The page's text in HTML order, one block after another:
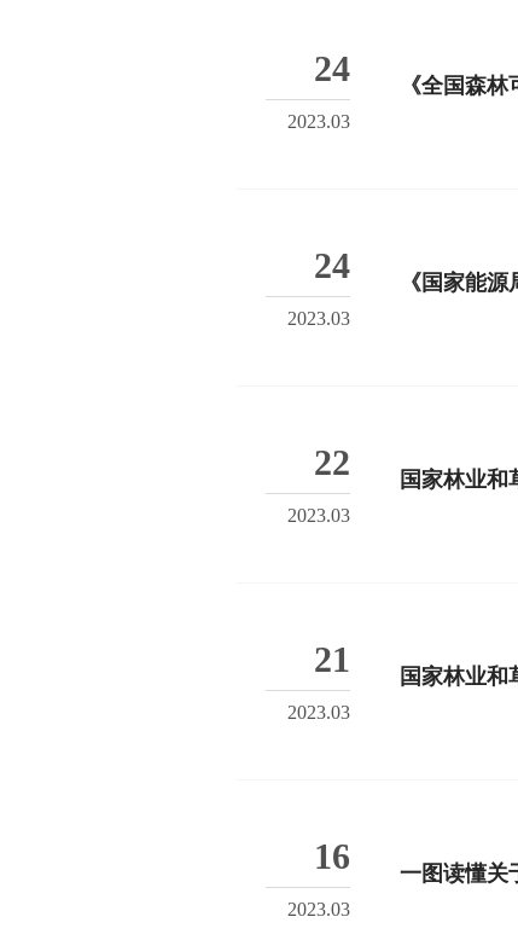
24
2023.03
《全国森
24
2023.03
22
2023.03
国家林业和
21
2023.03
国家林业和
16
2023.03
一图读懂关